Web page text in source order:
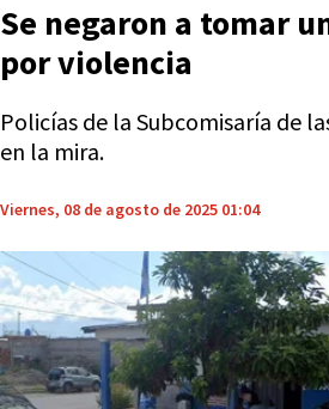
Se negaron a tomar
por violencia
Policías de la Subcomisaría de
en la mira.
Viernes, 08 de agosto de 2025 01:04